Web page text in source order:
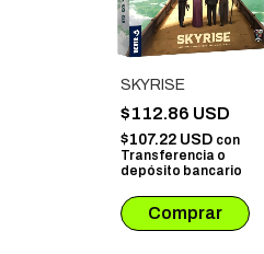
SKYRISE
$112.86 USD
$107.22 USD con
Transferencia o
depósito bancario